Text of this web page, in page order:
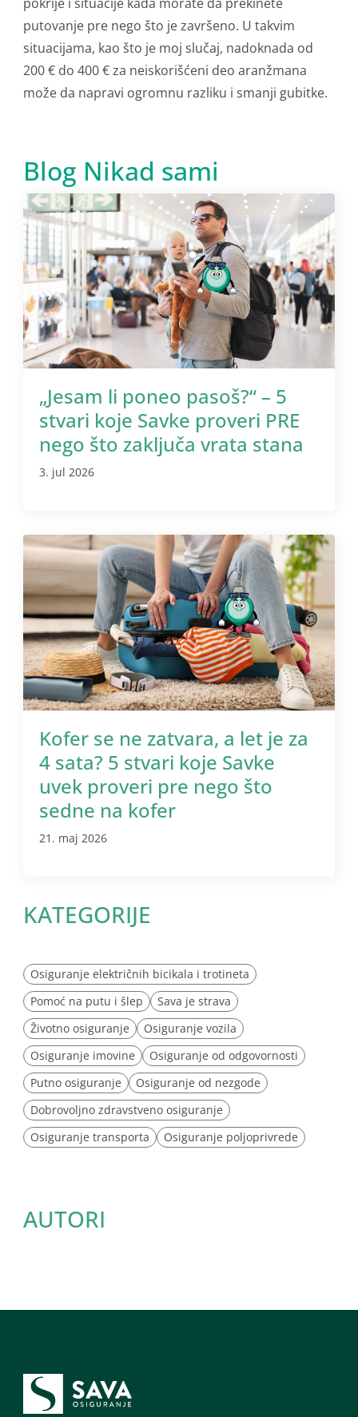
putovanje pre nego što je završeno. U takvim
situacijama, kao što je moj slučaj, nadoknada od
200 € do 400 € za neiskorišćeni deo aranžmana
može da napravi ogromnu razliku i smanji gubitke.
Blog Nikad sami
„Jesam li poneo pasoš?“ – 5
stvari koje Savke proveri PRE
nego što zaključa vrata stana
3. jul 2026
Kofer se ne zatvara, a let je za
4 sata? 5 stvari koje Savke
uvek proveri pre nego što
sedne na kofer
21. maj 2026
KATEGORIJE
Osiguranje električnih bicikala i trotineta
Pomoć na putu i šlep
Sava je strava
Životno osiguranje
Osiguranje vozila
Osiguranje imovine
Osiguranje od odgovornosti
Putno osiguranje
Osiguranje od nezgode
Dobrovoljno zdravstveno osiguranje
Osiguranje transporta
Osiguranje poljoprivrede
AUTORI